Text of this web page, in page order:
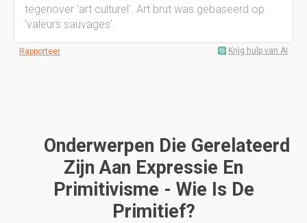
tegenover 'art culturel'. Art brut was gebaseerd op
'valeurs sauvages'.
Rapporteer Krijg hulp van AI
Onderwerpen Die Gerelateerd
Zijn Aan Expressie En
Primitivisme - Wie Is De
Primitief?